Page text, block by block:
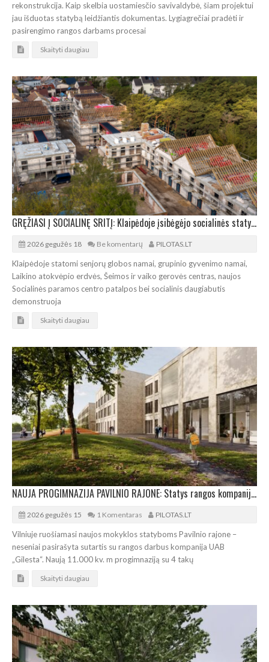
rekonstrukcija. Kaip skelbia uostamiesčio savivaldybė, šiam projektui
jau išduotas statybą leidžiantis dokumentas. Lygiagrečiai pradėti ir
pasirengimo rangos darbams procesai
Skaityti daugiau
GRĘŽIASI Į SOCIALINĘ SRITĮ: Klaipėdoje įsibėgėjo socialinės statybos
2026 gegužės 18 Be komentarų PILOTAS.LT
Klaipėdoje statomi senjorų globos namai, grupinio gyvenimo namai,
Laikino atokvėpio erdvės, Šeimos ir vaiko gerovės centras, naujos
Socialinės paramos centro patalpos bei socialinis daugiabutis
demonstruoja
Skaityti daugiau
NAUJA PROGIMNAZIJA PAVILNIO RAJONE: Statys rangos kompanija „Gilesta“
2026 gegužės 15 1 Komentaras PILOTAS.LT
Vilniuje ruošiamasi naujos mokyklos statyboms Pavilnio rajone –
neseniai pasirašyta sutartis su rangos darbus kompanija UAB
„Gilesta“. Naują 11.000 kv. m progimnaziją su 4 takų
Skaityti daugiau